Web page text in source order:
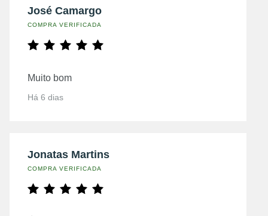
José Camargo
COMPRA VERIFICADA
Muito bom
Há 6 dias
Jonatas Martins
COMPRA VERIFICADA